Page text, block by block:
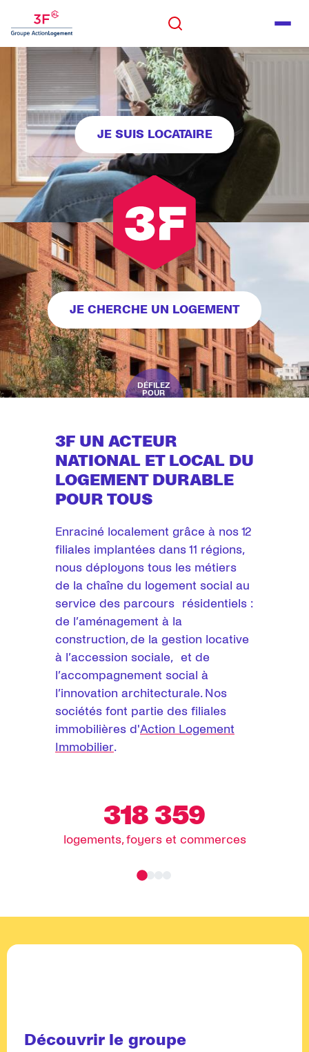
Panneau de gestion des cookies
Rechercher Menu
Rechercher
JE SUIS LOCATAIRE
JE CHERCHE UN LOGEMENT
DÉFILEZ
POUR
CONTINUER
3F UN ACTEUR
NATIONAL ET LOCAL DU
LOGEMENT DURABLE
POUR TOUS
Enraciné localement grâce à nos 12
filiales implantées dans 11 régions,
nous déployons tous les métiers
de la chaîne du logement social au
service des parcours résidentiels :
de l’aménagement à la
construction, de la gestion locative
à l’accession sociale, et de
l’accompagnement social à
l’innovation architecturale. Nos
sociétés font partie des filiales
immobilières d'Action Logement
Immobilier.
318 359
logements, foyers et commerces
Découvrir le groupe